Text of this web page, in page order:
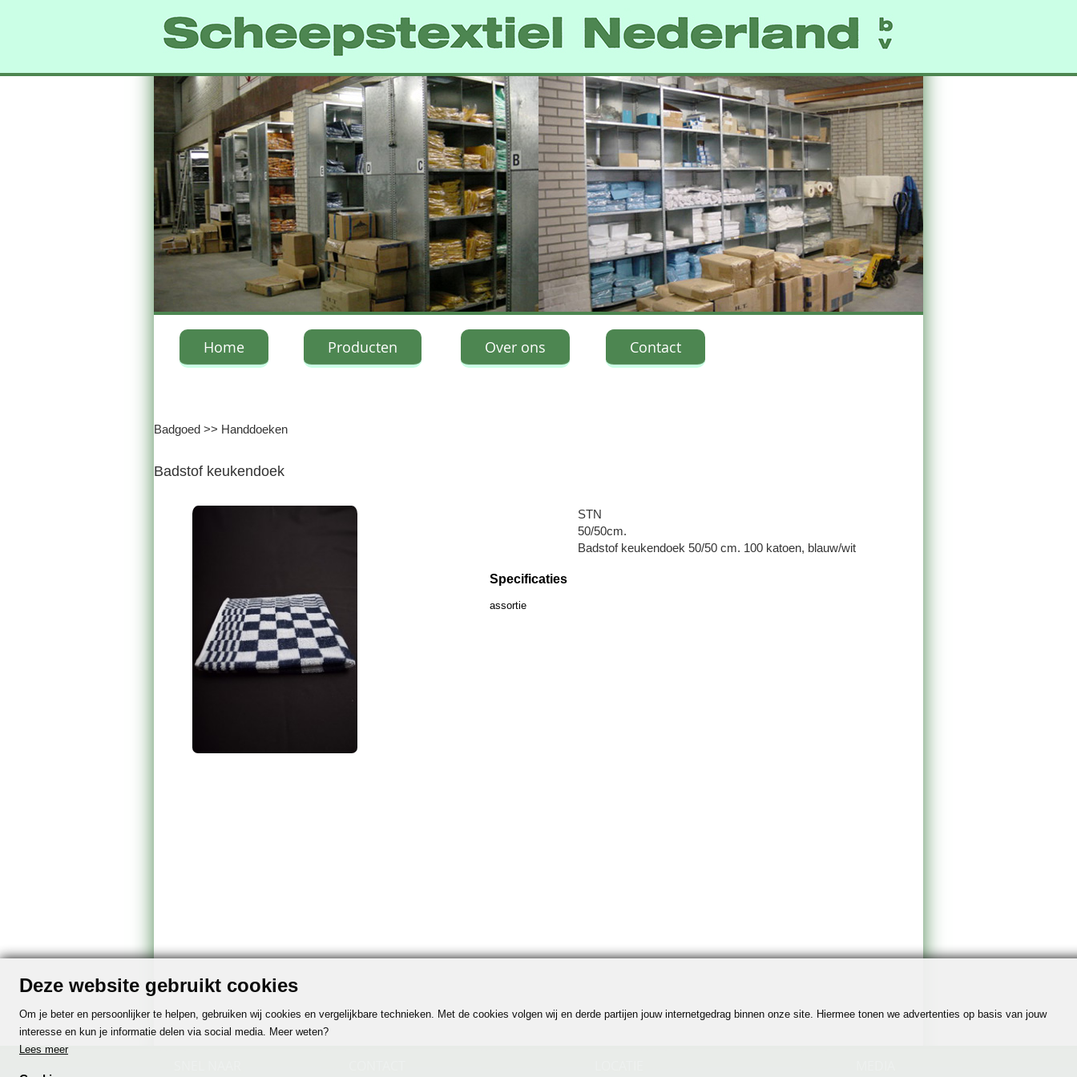
Home Producten Over ons Contact
Badgoed >> Handdoeken
Badstof keukendoek
STN
50/50cm.
Badstof keukendoek 50/50 cm. 100 katoen, blauw/wit
Specificaties
assortie
Deze website gebruikt cookies
Om je beter en persoonlijker te helpen, gebruiken wij cookies en vergelijkbare technieken. Met de cookies volgen wij en derde partijen jouw internetgedrag binnen onze site. Hiermee tonen we advertenties op basis van jouw
interesse en kun je informatie delen via social media. Meer weten?
Lees meer